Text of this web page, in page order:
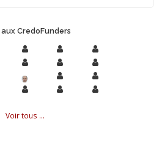
CredoFunders
Voir tous ...